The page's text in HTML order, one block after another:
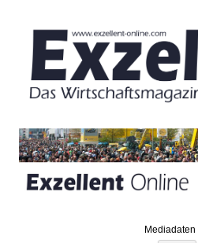
Mediadaten